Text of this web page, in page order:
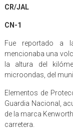
CR/JAL
CN-1
Fue reportado a
mencionaba una
la altura del
microondas, del
Elementos de
Guardia Nacional,
de la marca
carretera.